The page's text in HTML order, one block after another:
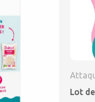
nutritionnel LOT,
Lot